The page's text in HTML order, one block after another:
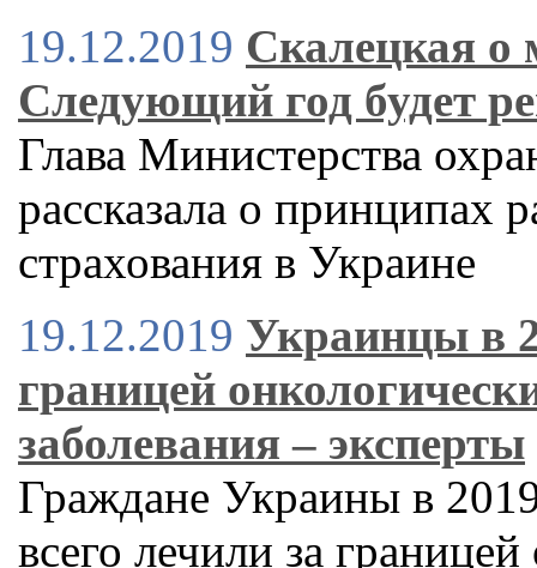
19.12.2019 Скалецкая о
Следующий год будет
Глава Министерства
рассказала о принципах
страхования в Украине
19.12.2019 Украинцы в
границей
заболевания – эксперты
Граждане Украины в
всего лечили за